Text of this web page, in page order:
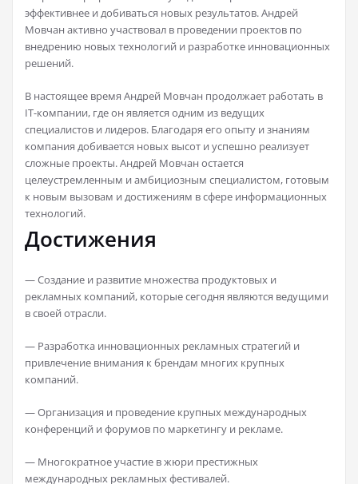
эффективнее и добиваться новых результатов. Андрей
Мовчан активно участвовал в проведении проектов по
внедрению новых технологий и разработке инновационных
решений.
В настоящее время Андрей Мовчан продолжает работать в
IT-компании, где он является одним из ведущих
специалистов и лидеров. Благодаря его опыту и знаниям
компания добивается новых высот и успешно реализует
сложные проекты. Андрей Мовчан остается
целеустремленным и амбициозным специалистом, готовым
к новым вызовам и достижениям в сфере информационных
технологий.
Достижения
— Создание и развитие множества продуктовых и
рекламных компаний, которые сегодня являются ведущими
в своей отрасли.
— Разработка инновационных рекламных стратегий и
привлечение внимания к брендам многих крупных
компаний.
— Организация и проведение крупных международных
конференций и форумов по маркетингу и рекламе.
— Многократное участие в жюри престижных
международных рекламных фестивалей.